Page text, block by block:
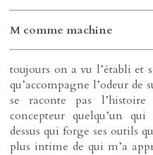
M comme machine
toujours on a vu l’établi et
qu’accompagne l’odeur de
se raconte pas
concepteur quelqu’un
dessus qui forge ses outils
plus intime de qui m’a